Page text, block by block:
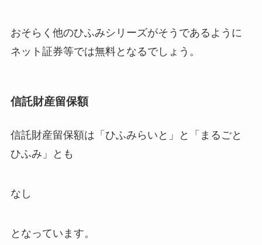
おそらく他のひふみシリーズがそうであるように
ネット証券等では無料となるでしょう。
信託財産留保額
信託財産留保額は「ひふみらいと」と「まるごと
ひふみ」とも
なし
となっています。